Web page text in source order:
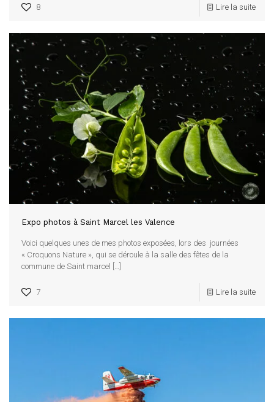
8 Lire la suite
Expo photos à Saint Marcel les Valence
Voici quelques unes de mes photos exposées, lors des journées
« Croquons Nature », qui se déroule à la salle des fêtes de la
commune de Saint marcel […]
7 Lire la suite